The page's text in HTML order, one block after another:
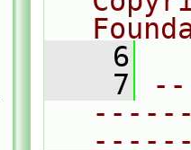
    6
    7